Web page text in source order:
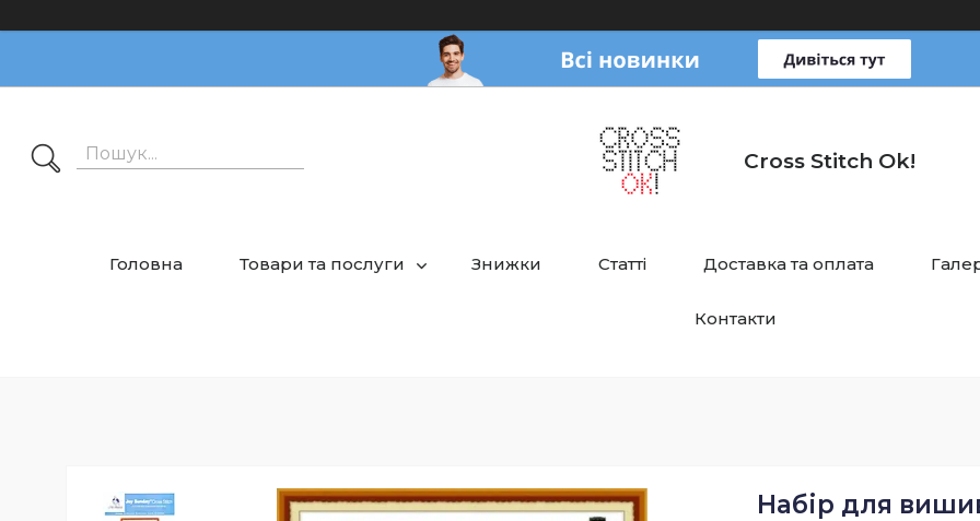
Cross Stitch Ok!
Головна Товари та послуги Знижки Статті Доставка та оплата
Контакти
Набір для